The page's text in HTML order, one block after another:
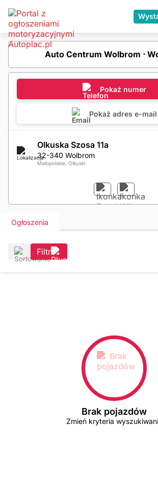
Auto Centrum Wolbrom ⋅
Pokaż numer
Pokaż adres e-mail
Olkuska Szosa 11a
32-340 Wolbrom
Małopolskie, Olkuski
Ogłoszenia
Filtr
Brak pojazdów
Zmień kryteria